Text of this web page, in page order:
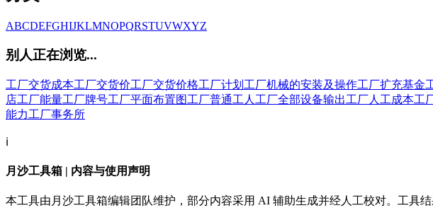
ABCDEFGHIJKLMNOPQRSTUVWXYZ
别人正在浏览...
工厂交货成本工厂交货价工厂交货价格工厂计划 工厂机械的安装及操作工厂扩充基金
店工厂能量工厂牌号工厂平面布置图工厂普通工人 工厂全部设备输出工厂人工成本工
能力工厂事务所
ℹ️
月沙工具箱 | 内容与使用声明
本工具由月沙工具箱编辑团队维护，部分内容采用 AI 辅助生成并经人工校对。工具